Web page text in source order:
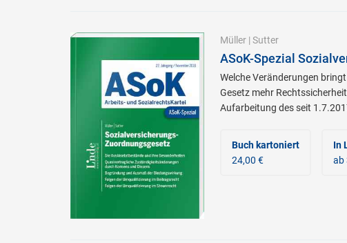
Müller| Sutter
ASoK-Spezial
Welche Veränderungen
Gesetz mehr
Aufarbeitung des seit
Buch kartoniert
24,00 €
In
ab